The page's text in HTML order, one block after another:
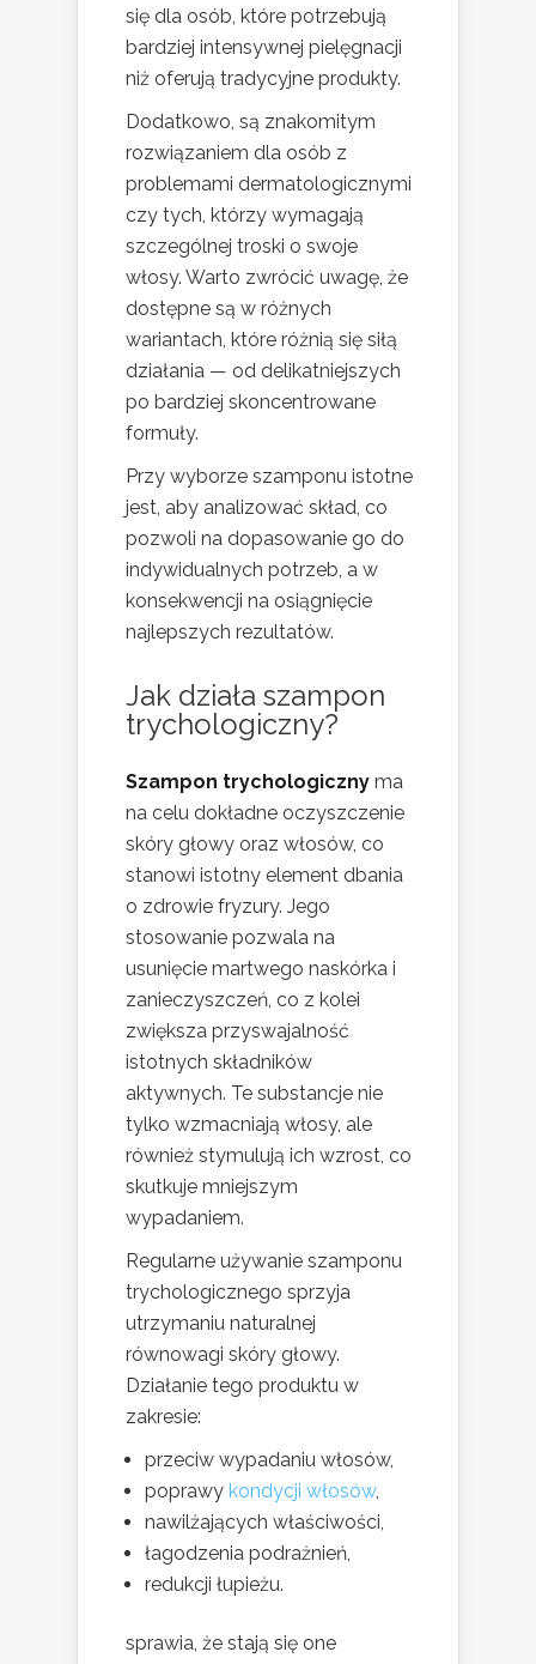
się dla osób, które potrzebują
bardziej intensywnej pielęgnacji
niż oferują tradycyjne produkty.
Dodatkowo, są znakomitym
rozwiązaniem dla osób z
problemami dermatologicznymi
czy tych, którzy wymagają
szczególnej troski o swoje
włosy. Warto zwrócić uwagę, że
dostępne są w różnych
wariantach, które różnią się siłą
działania — od delikatniejszych
po bardziej skoncentrowane
formuły.
Przy wyborze szamponu istotne
jest, aby analizować skład, co
pozwoli na dopasowanie go do
indywidualnych potrzeb, a w
konsekwencji na osiągnięcie
najlepszych rezultatów.
Jak działa szampon
trychologiczny?
Szampon trychologiczny ma
na celu dokładne oczyszczenie
skóry głowy oraz włosów, co
stanowi istotny element dbania
o zdrowie fryzury. Jego
stosowanie pozwala na
usunięcie martwego naskórka i
zanieczyszczeń, co z kolei
zwiększa przyswajalność
istotnych składników
aktywnych. Te substancje nie
tylko wzmacniają włosy, ale
również stymulują ich wzrost, co
skutkuje mniejszym
wypadaniem.
Regularne używanie szamponu
trychologicznego sprzyja
utrzymaniu naturalnej
równowagi skóry głowy.
Działanie tego produktu w
zakresie:
przeciw wypadaniu włosów,
poprawy kondycji włosów,
nawilżających właściwości,
łagodzenia podrażnień,
redukcji łupieżu.
sprawia, że stają się one